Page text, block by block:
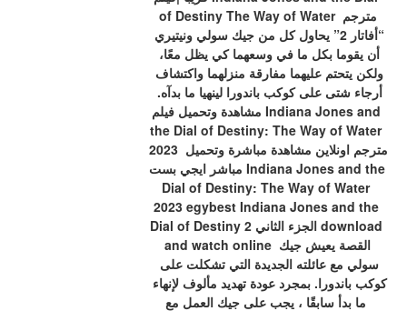
of Destiny The Way of Water مترجم
مشاهدة وتحميل فيلم Indiana Jones and
the Dial of Destiny: The Way of Water
2023 مترجم اونلاين مشاهدة مباشرة وتحميل
مباشر ايجي بست Indiana Jones and the
Dial of Destiny: The Way of Water
2023 egybest Indiana Jones and the
Dial of Destiny 2 الجزء الثاني download
and watch online القصة يعيش جيك
ما بدأ سابقًا ، يجب على جيك العمل مع